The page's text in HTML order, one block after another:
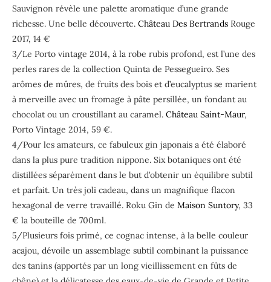
Sauvignon révèle une palette aromatique d’une grande
richesse. Une belle découverte. Château Des Bertrands Rouge
2017, 14 €
3/Le Porto vintage 2014, à la robe rubis profond, est l’une des
perles rares de la collection Quinta de Pessegueiro. Ses
arômes de mûres, de fruits des bois et d’eucalyptus se marient
à merveille avec un fromage à pâte persillée, un fondant au
chocolat ou un croustillant au caramel. Château Saint-Maur,
Porto Vintage 2014, 59 €.
4/Pour les amateurs, ce fabuleux gin japonais a été élaboré
dans la plus pure tradition nippone. Six botaniques ont été
distillées séparément dans le but d’obtenir un équilibre subtil
et parfait. Un très joli cadeau, dans un magnifique flacon
hexagonal de verre travaillé. Roku Gin de Maison Suntory, 33
€ la bouteille de 700ml.
5/Plusieurs fois primé, ce cognac intense, à la belle couleur
acajou, dévoile un assemblage subtil combinant la puissance
des tanins (apportés par un long vieillissement en fûts de